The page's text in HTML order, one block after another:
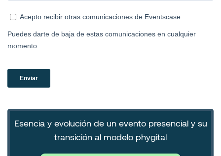
Esencia y evolución de un evento presencial y su
transición al modelo phygital